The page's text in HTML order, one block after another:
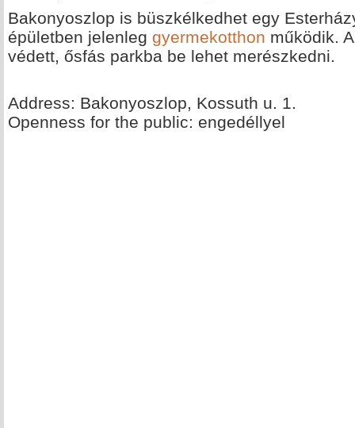
Bakonyoszlop is büszkélkedhet egy
épületben jelenleg gyermekotthon működik.
védett, ősfás parkba be lehet merészkedni.
Address: Bakonyoszlop, Kossuth u. 1.
Openness for the public: engedéllyel